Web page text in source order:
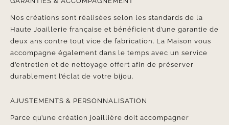
Nos créations sont réalisées selon les standards de la
Haute Joaillerie française et bénéficient d’une garantie de
deux ans contre tout vice de fabrication. La Maison vous
accompagne également dans le temps avec un service
d’entretien et de nettoyage offert afin de préserver
durablement l’éclat de votre bijou.
AJUSTEMENTS & PERSONNALISATION
Parce qu’une création joaillière doit accompagner